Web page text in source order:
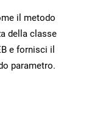
il metodo
della classe
e fornisci il
parametro.